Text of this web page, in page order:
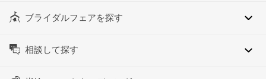
ブライダルフェアを探す
相談して探す